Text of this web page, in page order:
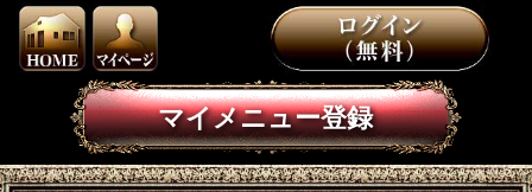
マイメニュー登録